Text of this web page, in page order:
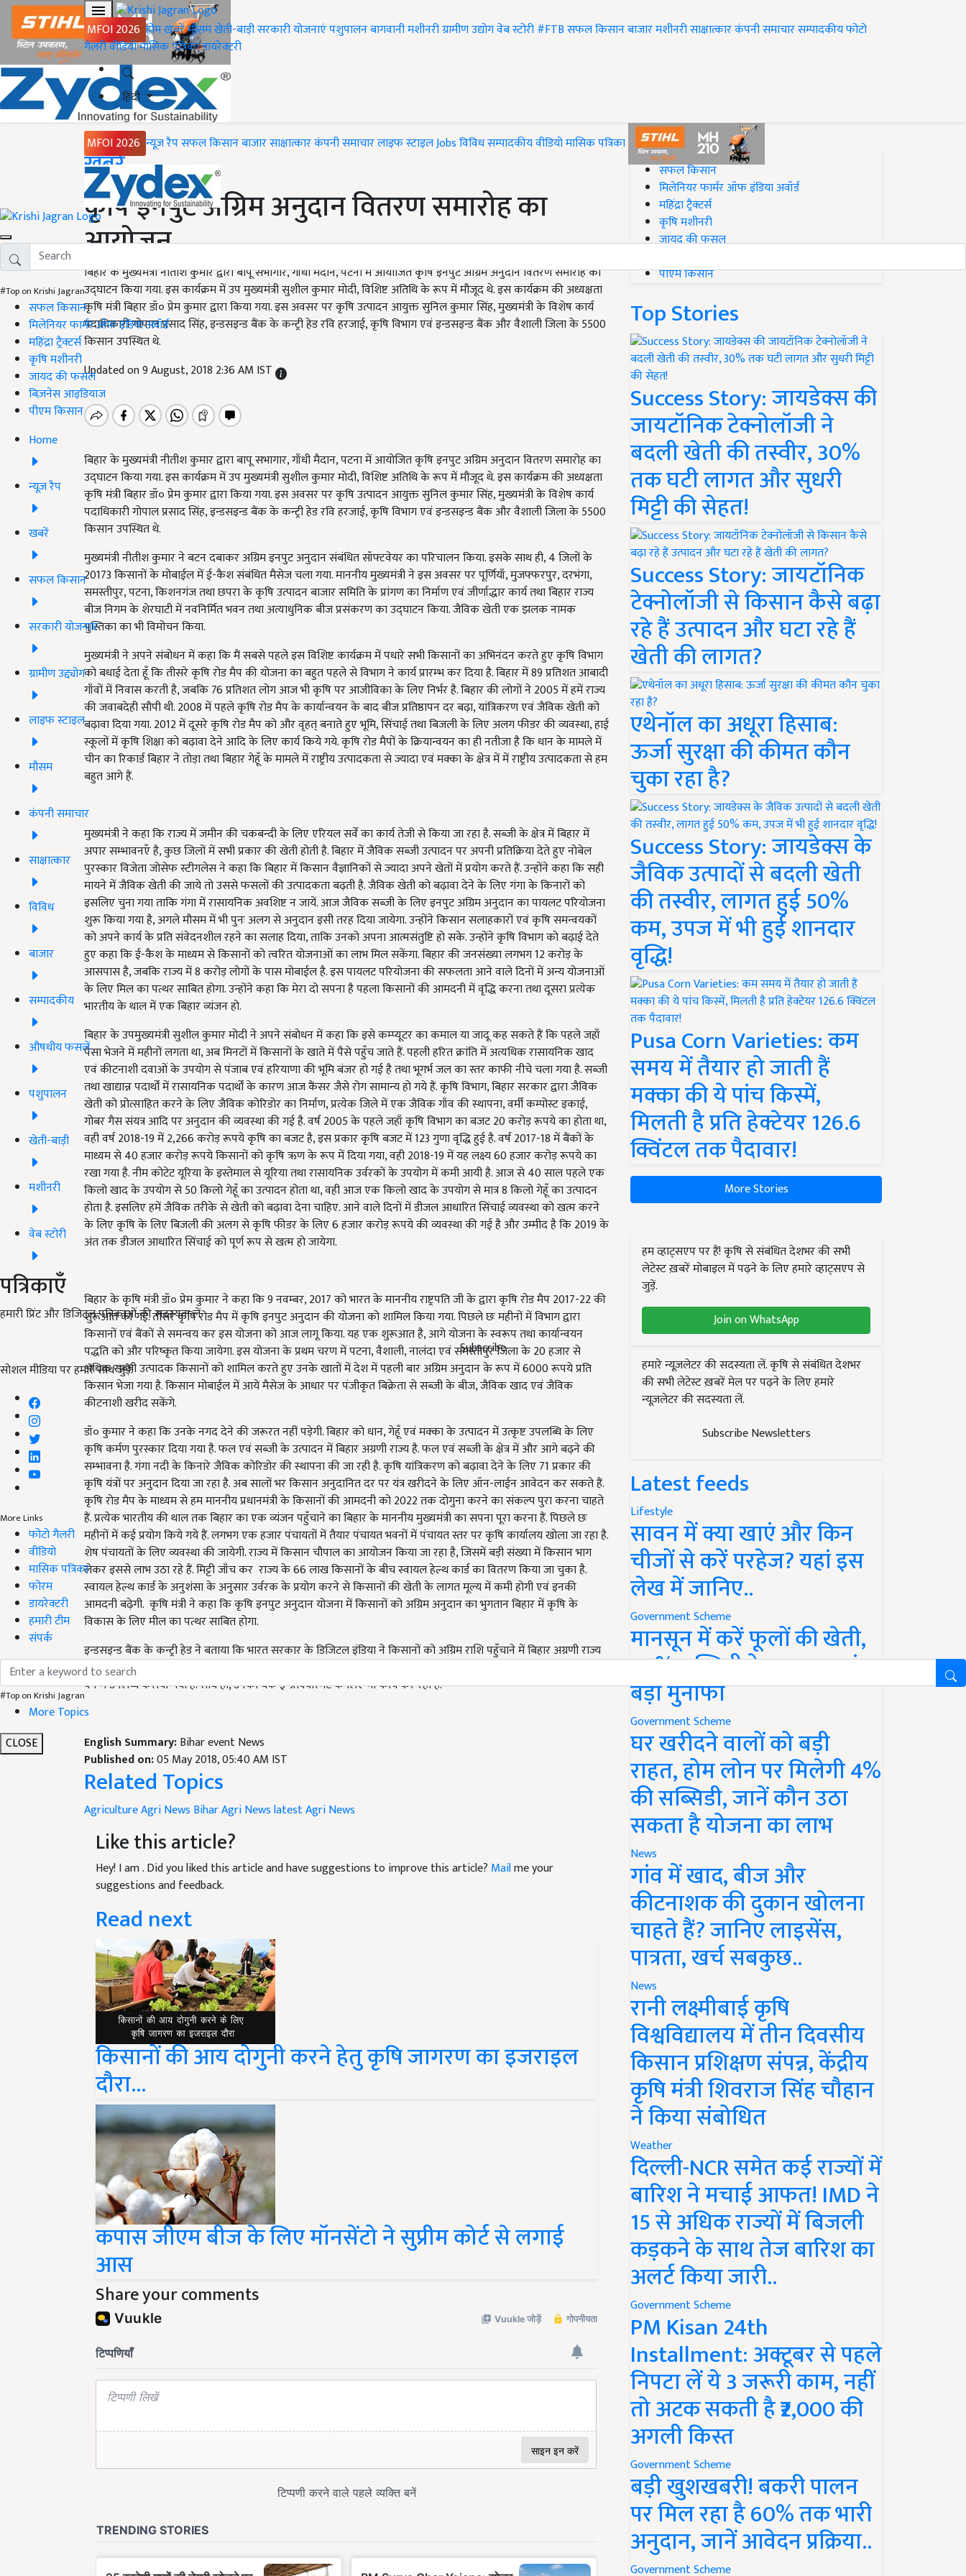
MFOI 2026 होमख़बरेंमौसमखेती-बाड़ीसरकारी योजनाएंपशुपालनबागवानीमशीनरीग्रामीण उद्योगवेब स्टोरी#FTBसफल किसानबाजारमशीनरीसाक्षात्कारकंपनी समाचारसम्पादकीयफोटो
गैलरीवीडियोमासिक पत्रिकाडायरेक्टरी
हिंदी
MFOI 2026 न्यूज़ रैपसफल किसानबाजारसाक्षात्कारकंपनी समाचारलाइफ स्टाइलJobsविविधसम्पादकीयवीडियोमासिक पत्रिका
#Top on Krishi Jagran
सफल किसान
मिलेनियर फार्मर ऑफ इंडिया अवॉर्ड
महिंद्रा ट्रैक्टर्स
कृषि मशीनरी
जायद की फसल
बिज़नेस आइडियाज
पीएम किसान
Home
न्यूज़ रैप
खबरें
सफल किसान
सरकारी योजनाएं
ग्रामीण उद्द्योग
लाइफ स्टाइल
मौसम
कंपनी समाचार
साक्षात्कार
विविध
बाजार
सम्पादकीय
औषधीय फसलें
पशुपालन
खेती-बाड़ी
मशीनरी
वेब स्टोरी
पत्रिकाएँ
हमारी प्रिंट और डिजिटल पत्रिकाओं की सदस्यता लें
Subscribe
सोशल मीडिया पर हमारे साथ जुड़ें:
More Links
फोटो गैलरी
वीडियो
मासिक पत्रिका
फोरम
डायरेक्टरी
हमारी टीम
संपर्क
#Top on Krishi Jagran
More Topics
CLOSE
Home
ख़बरें
कृषि इनपुट अग्रिम अनुदान वितरण समारोह का
आयोजन
बिहार के मुख्यमंत्री नीतीश कुमार द्वारा बापू सभागार, गाँधी मैदान, पटना में आयोजित कृषि इनपुट अग्रिम अनुदान वितरण समारोह का
उद्घाटन किया गया. इस कार्यक्रम में उप मुख्यमंत्री सुशील कुमार मोदी, विशिष्ट अतिथि के रूप में मौजूद थे. इस कार्यक्रम की अध्यक्षता
कृषि मंत्री बिहार डॉ० प्रेम कुमार द्वारा किया गया. इस अवसर पर कृषि उत्पादन आयुक्त सुनिल कुमार सिंह, मुख्यमंत्री के विशेष कार्य
पदाधिकारी गोपाल प्रसाद सिंह, इन्डसइन्ड बैंक के कन्ट्री हेड रवि हरजाई, कृषि विभाग एवं इन्डसइन्ड बैंक और वैशाली जिला के 5500
किसान उपस्थित थे.
Updated on 9 August, 2018 2:36 AM IST
बिहार के मुख्यमंत्री नीतीश कुमार द्वारा बापू सभागार, गाँधी मैदान, पटना में आयोजित कृषि इनपुट अग्रिम अनुदान वितरण समारोह का
उद्घाटन किया गया. इस कार्यक्रम में उप मुख्यमंत्री सुशील कुमार मोदी, विशिष्ट अतिथि के रूप में मौजूद थे. इस कार्यक्रम की अध्यक्षता
कृषि मंत्री बिहार डॉ० प्रेम कुमार द्वारा किया गया. इस अवसर पर कृषि उत्पादन आयुक्त सुनिल कुमार सिंह, मुख्यमंत्री के विशेष कार्य
पदाधिकारी गोपाल प्रसाद सिंह, इन्डसइन्ड बैंक के कन्ट्री हेड रवि हरजाई, कृषि विभाग एवं इन्डसइन्ड बैंक और वैशाली जिला के 5500
किसान उपस्थित थे.
मुख्यमंत्री नीतीश कुमार ने बटन दबाकर अग्रिम इनपुट अनुदान संबंधित सॉफ्टवेयर का परिचालन किया. इसके साथ ही, 4 जिलों के
20173 किसानों के मोबाईल में ई-कैश संबंधित मैसेज चला गया. माननीय मुख्यमंत्री ने इस अवसर पर पूर्णियाँ, मुजफ्फरपुर, दरभंगा,
समस्तीपुर, पटना, किशनगंज तथा छपरा के कृषि उत्पादन बाजार समिति के प्रांगण का निर्माण एवं जीर्णाद्धार कार्य तथा बिहार राज्य
बीज निगम के शेरघाटी में नवनिर्मित भवन तथा अत्याधुनिक बीज प्रसंकरण का उद्घाटन किया. जैविक खेती एक झलक नामक
पुस्तिका का भी विमोचन किया.
मुख्यमंत्री ने अपने संबोधन में कहा कि मैं सबसे पहले इस विशिष्ट कार्यक्रम में पधारे सभी किसानों का अभिनंदन करते हुए कृषि विभाग
को बधाई देता हूँ कि तीसरे कृषि रोड मैप की योजना का बहुत पहले से विभाग ने कार्य प्रारम्भ कर दिया है. बिहार में 89 प्रतिशत आबादी
गाँवों में निवास करती है, जबकि 76 प्रतिशत लोग आज भी कृषि पर आजीविका के लिए निर्भर है. बिहार की लोगों ने 2005 में हमें राज्य
की जवाबदेही सौपी थी. 2008 में पहले कृषि रोड मैप के कार्यान्वयन के बाद बीज प्रतिष्ठापन दर बढ़ा, यांत्रिकरण एवं जैविक खेती को
बढ़ावा दिया गया. 2012 में दूसरे कृषि रोड मैप को और वृहत् बनाते हुए भूमि, सिंचाई तथा बिजली के लिए अलग फीडर की व्यवस्था, हाई
स्कूलों में कृषि शिक्षा को बढ़ावा देने आदि के लिए कार्य किये गये. कृषि रोड मैपों के क्रियान्वयन का ही नतीजा है कि धान के मामले में
चीन का रिकार्ड बिहार ने तोड़ा तथा बिहार गेहूँ के मामले में राष्ट्रीय उत्पादकता से ज्यादा एवं मक्का के क्षेत्र में में राष्ट्रीय उत्पादकता से हम
बहुत आगे हैं.
मुख्यमंत्री ने कहा कि राज्य में जमीन की चकबन्दी के लिए एरियल सर्वें का कार्य तेजी से किया जा रहा है. सब्जी के क्षेत्र में बिहार में
अपार सम्भावनएँ है, कुछ जिलों में सभी प्रकार की खेती होती है. बिहार में जैविक सब्जी उत्पादन पर अपनी प्रतिक्रिया देते हुए नोबेल
पुरस्कार विजेता जोसेफ स्टीगलेस ने कहा कि बिहार में किसान वैज्ञानिकों से ज्यादा अपने खेतों में प्रयोग करते हैं. उन्होंने कहा कि सही
मायने में जैविक खेती की जाये तो उससे फसलों की उत्पादकता बढ़ती है. जैविक खेती को बढ़ावा देने के लिए गंगा के किनारों को
इसलिए चुना गया ताकि गंगा में रासायनिक अवशिष्ट न जायें. आज जैविक सब्जी के लिए इनपुट अग्रिम अनुदान का पायलट परियोजना
शुरू किया गया है, अगले मौसम में भी पुनः अलग से अनुदान इसी तरह दिया जायेगा. उन्होंने किसान सलाहकारों एवं कृषि समन्वयकों
को अपने कार्य के प्रति संवेदनशील रहने का सलाह दिया, ताकि उनको अपना आत्मसंतुष्टि हो सके. उन्होंने कृषि विभाग को बढ़ाई देते
हुए कहा कि ई-कैश के माध्यम से किसानों को त्वरित योजनाओं का लाभ मिल सकेंगा. बिहार की जनसंख्या लगभग 12 करोड़ के
आसपास है, जबकि राज्य में 8 करोड़ लोगों के पास मोबाईल है. इस पायलट परियोजना की सफलता आने वाले दिनों में अन्य योजनाओं
के लिए मिल का पत्थर साबित होगा. उन्होंने कहा कि मेरा दो सपना है पहला किसानों की आमदनी में वृद्धि करना तथा दूसरा प्रत्येक
भारतीय के थाल में एक बिहार व्यंजन हो.
बिहार के उपमुख्यमंत्री सुशील कुमार मोदी ने अपने संबोधन में कहा कि इसे कम्प्यूटर का कमाल या जादू कह सकते हैं कि पहले जहाँ
पैसा भेजने में महीनों लगता था, अब मिनटों में किसानों के खाते में पैसे पहुँच जाते हैं. पहली हरित क्रांति में अत्यधिक रासायनिक खाद
एवं कीटनाशी दवाओं के उपयोग से पंजाब एवं हरियाणा की भूमि बंजर हो गई है तथा भूगर्भ जल का स्तर काफी नीचे चला गया है. सब्जी
तथा खाद्यान्न पदार्थों में रासायनिक पदार्थों के कारण आज कैंसर जैसे रोग सामान्य हो गये हैं. कृषि विभाग, बिहार सरकार द्वारा जैविक
खेती को प्रोत्साहित करने के लिए जैविक कोरिडोर का निर्माण, प्रत्येक जिले में एक जैविक गाँव की स्थापना, वर्मी कम्पोस्ट इकाई,
गोबर गैस संयत्र आदि पर अनुदान की व्यवस्था की गई है. वर्ष 2005 के पहले जहाँ कृषि विभाग का बजट 20 करोड़ रूपये का होता था,
वही वर्ष 2018-19 में 2,266 करोड़ रूपये कृषि का बजट है, इस प्रकार कृषि बजट में 123 गुणा वृद्धि हुई है. वर्ष 2017-18 में बैंकों के
माध्यम से 40 हजार करोड़ रूपये किसानों को कृषि ऋण के रूप में दिया गया, वही 2018-19 में यह लक्ष्य 60 हजार करोड़ रूपये का
रखा गया है. नीम कोटेट यूरिया के इस्तेमाल से यूरिया तथा रासायनिक उर्वरकों के उपयोग में कमी आयी है. आज से 40 साल पहले एक
किलो खाद के उपयोग से 50 किलो गेहूँ का उत्पादन होता था, वही आज एक किलो खाद के उपयोग से मात्र 8 किलो गेहूँ का उत्पादन
होता है. इसलिए हमें जैविक तरीके से खेती को बढ़ावा देना चाहिए. आने वाले दिनों में डीजल आधारित सिंचाई व्यवस्था को खत्म करने
के लिए कृषि के लिए बिजली की अलग से कृषि फीडर के लिए 6 हजार करोड़ रूपये की व्यवस्था की गई है और उम्मीद है कि 2019 के
अंत तक डीजल आधारित सिंचाई को पूर्ण रूप से खत्म हो जायेगा.
बिहार के कृषि मंत्री डॉ० प्रेम कुमार ने कहा कि 9 नवम्बर, 2017 को भारत के माननीय राष्ट्रपति जी के द्वारा कृषि रोड मैप 2017-22 की
शुरूआत की गई. तीसरे कृषि रोड मैप में कृषि इनपुट अनुदान की योजना को शामिल किया गया. पिछले छः महीनों में विभाग द्वारा
किसानों एवं बैंकों से समन्वय कर इस योजना को आज लागू किया. यह एक शुरूआत है, आगे योजना के स्वरूप तथा कार्यान्वयन
पद्धति को और परिष्कृत किया जायेगा. इस योजना के प्रथम चरण में पटना, वैशाली, नालंदा एवं समस्तीपुर जिला के 20 हजार से
अधिक सब्जी उत्पादक किसानों को शामिल करते हुए उनके खातों में देश में पहली बार अग्रिम अनुदान के रूप में 6000 रूपये प्रति
किसान भेजा गया है. किसान मोबाईल में आये मैसेज के आधार पर पंजीकृत बिक्रेता से सब्जी के बीज, जैविक खाद एवं जैविक
कीटनाशी खरीद सकेंगे.
डॉ० कुमार ने कहा कि उनके नगद देने की जरूरत नहीं पड़ेगी. बिहार को धान, गेहूँ एवं मक्का के उत्पादन में उत्कृष्ट उपलब्धि के लिए
कृषि कर्मण पुरस्कार दिया गया है. फल एवं सब्जी के उत्पादन में बिहार अग्रणी राज्य है. फल एवं सब्जी के क्षेत्र में और आगे बढ़ने की
सम्भावना है. गंगा नदी के किनारे जैविक कोरिडोर की स्थापना की जा रही है. कृषि यांत्रिकरण को बढ़ावा देने के लिए 71 प्रकार की
कृषि यंत्रों पर अनुदान दिया जा रहा है. अब सालों भर किसान अनुदानित दर पर यंत्र खरीदने के लिए ऑन-लाईन आवेदन कर सकते हैं.
कृषि रोड मैप के माध्यम से हम माननीय प्रधानमंत्री के किसानों की आमदनी को 2022 तक दोगुना करने का संकल्प पुरा करना चाहते
हैं. प्रत्येक भारतीय की थाल तक बिहार का एक व्यंजन पहुँचाने का बिहार के माननीय मुख्यमंत्री का सपना पूरा करना हैं. पिछले छः
महीनों में कई प्रयोग किये गये हैं. लगभग एक हजार पंचायतों में तैयार पंचायत भवनों में पंचायत स्तर पर कृषि कार्यालय खोला जा रहा है.
शेष पंचायतों के लिए व्यवस्था की जायेगी. राज्य में किसान चौपाल का आयोजन किया जा रहा है, जिसमें बड़ी संख्या में किसान भाग
लेकर इससे लाभ उठा रहे हैं. मिट्टी जाँच कर राज्य के 66 लाख किसानों के बीच स्वायल हेल्थ कार्ड का वितरण किया जा चुका है.
स्वायल हेल्थ कार्ड के अनुशंसा के अनुसार उर्वरक के प्रयोग करने से किसानों की खेती के लागत मूल्य में कमी होगी एवं इनकी
आमदनी बढ़ेगी. कृषि मंत्री ने कहा कि कृषि इनपुट अनुदान योजना में किसानों को अग्रिम अनुदान का भुगतान बिहार में कृषि के
विकास के लिए मील का पत्थर साबित होगा.
इन्डसइन्ड बैंक के कन्ट्री हेड ने बताया कि भारत सरकार के डिजिटल इंडिया ने किसानों को अग्रिम राशि पहुँचाने में बिहार अग्रणी राज्य
है. अपने बैंक के बिहार में उपस्थित के बारे में बताते हुए उन्होने कहा कि उनका बैंक 233 करोड़ रूपये कृषि ऋण के रूप में इस वित्तीय
वर्ष में उपलब्ध कराया गया है. साथ ही, उनका बैंक ई-प्रोक्योरमेंट के लिए भी कार्य कर रही है.
English Summary:Bihar event News
Published on:05 May 2018, 05:40 AM IST
Related Topics
AgricultureAgri News Bihar Agri Newslatest Agri News
Like this article?
Hey! I am. Did you liked this article and have suggestions to improve this article? Mailme your
suggestions and feedback.
Read next
किसानों की आय दोगुनी करने हेतु कृषि जागरण का इजराइल
दौरा...
कपास जीएम बीज के लिए मॉनसेंटो ने सुप्रीम कोर्ट से लगाई
आस
Share your comments
#Top on Krishi Jagran
सफल किसान
मिलेनियर फार्मर ऑफ इंडिया अवॉर्ड
महिंद्रा ट्रैक्टर्स
कृषि मशीनरी
जायद की फसल
पीएम किसान
Top Stories
Success Story: जायडेक्स की
जायटॉनिक टेक्नोलॉजी ने
बदली खेती की तस्वीर, 30%
तक घटी लागत और सुधरी
मिट्टी की सेहत!
Success Story: जायटॉनिक
टेक्नोलॉजी से किसान कैसे बढ़ा
रहे हैं उत्पादन और घटा रहे हैं
खेती की लागत?
एथेनॉल का अधूरा हिसाब:
ऊर्जा सुरक्षा की कीमत कौन
चुका रहा है?
Success Story: जायडेक्स के
जैविक उत्पादों से बदली खेती
की तस्वीर, लागत हुई 50%
कम, उपज में भी हुई शानदार
वृद्धि!
Pusa Corn Varieties: कम
समय में तैयार हो जाती हैं
मक्का की ये पांच किस्में,
मिलती है प्रति हेक्टेयर 126.6
क्विंटल तक पैदावार!
More Stories
हम व्हाट्सएप पर हैं! कृषि से संबंधित देशभर की सभी
लेटेस्ट ख़बरें मोबाइल में पढ़ने के लिए हमारे व्हाट्सएप से
जुड़ें.
Join on WhatsApp
हमारे न्यूज़लेटर की सदस्यता लें. कृषि से संबंधित देशभर
की सभी लेटेस्ट ख़बरें मेल पर पढ़ने के लिए हमारे
न्यूज़लेटर की सदस्यता लें.
Subscribe Newsletters
Latest feeds
Lifestyle
सावन में क्या खाएं और किन
चीजों से करें परहेज? यहां इस
लेख में जानिए..
Government Scheme
मानसून में करें फूलों की खेती,
50% सब्सिडी के साथ कमाएं
बड़ा मुनाफा
Government Scheme
घर खरीदने वालों को बड़ी
राहत, होम लोन पर मिलेगी 4%
की सब्सिडी, जानें कौन उठा
सकता है योजना का लाभ
News
गांव में खाद, बीज और
कीटनाशक की दुकान खोलना
चाहते हैं? जानिए लाइसेंस,
पात्रता, खर्च सबकुछ..
News
रानी लक्ष्मीबाई कृषि
विश्वविद्यालय में तीन दिवसीय
किसान प्रशिक्षण संपन्न, केंद्रीय
कृषि मंत्री शिवराज सिंह चौहान
ने किया संबोधित
Weather
दिल्ली-NCR समेत कई राज्यों में
बारिश ने मचाई आफत! IMD ने
15 से अधिक राज्यों में बिजली
कड़कने के साथ तेज बारिश का
अलर्ट किया जारी..
Government Scheme
PM Kisan 24th
Installment: अक्टूबर से पहले
निपटा लें ये 3 जरूरी काम, नहीं
तो अटक सकती है ₹2,000 की
अगली किस्त
Government Scheme
बड़ी खुशखबरी! बकरी पालन
पर मिल रहा है 60% तक भारी
अनुदान, जानें आवेदन प्रक्रिया..
Government Scheme